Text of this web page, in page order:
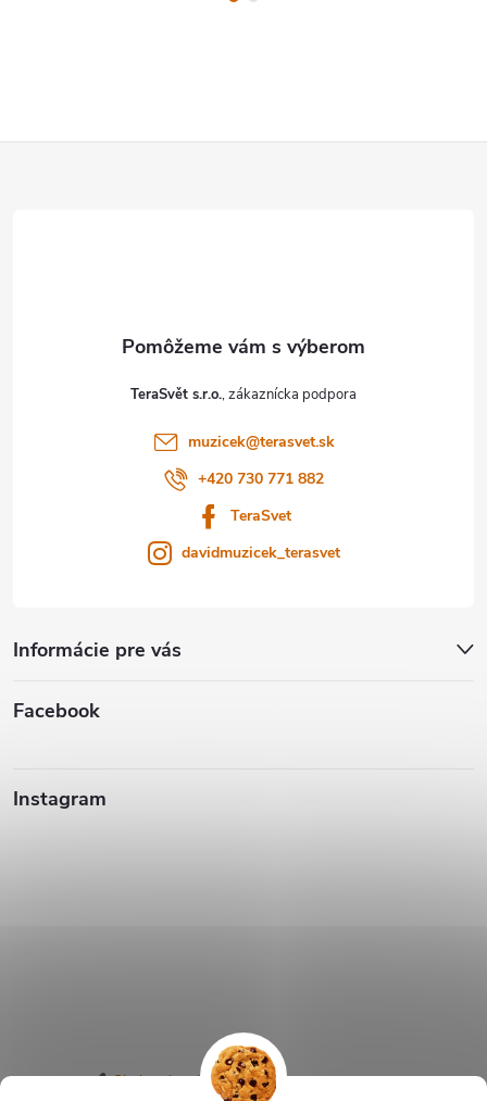
TeraSvět s.r.o.
muzicek@terasvet.sk
+420 730 771 882
TeraSvet
davidmuzicek_terasvet
Informácie pre vás
Facebook
Instagram
Sledovať na Instagrame